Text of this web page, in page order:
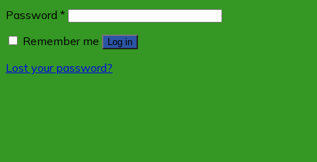
Password *
Remember me
Log in
Lost your password?